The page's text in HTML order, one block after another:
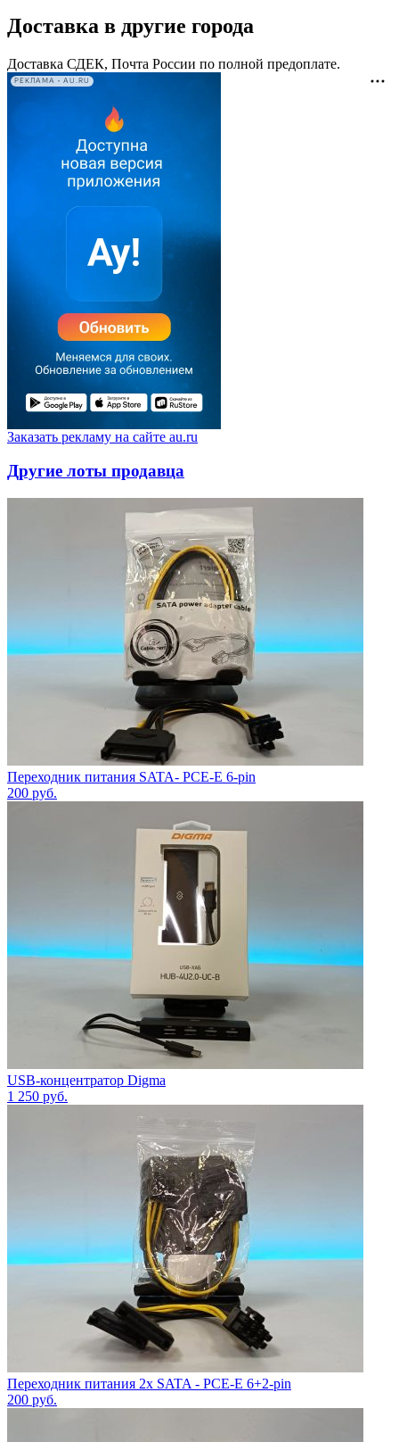
Доставка в другие города
Доставка СДЕК, Почта России по полной предоплате.
РЕКЛАМА • AU.RU
Заказать рекламу на сайте au.ru
Другие лоты продавца
Переходник питания SATA- PCE-E 6-pin
200 руб.
USB-концентратор Digma
1 250 руб.
Переходник питания 2x SATA - PCE-E 6+2-pin
200 руб.